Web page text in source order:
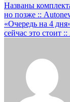
Навигация
по
записям
Названы
но позже ::
«Очередь на 4
сейчас это стоит